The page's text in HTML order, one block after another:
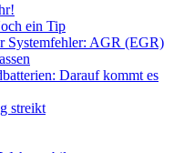
ein Tip
Systemfehler: AGR (EGR)
Darauf kommt es
streikt